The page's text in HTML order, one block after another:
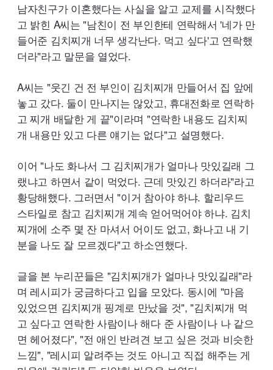
남자친구가 이혼했다는 사실을 알고 교제를 시작했다
고 밝힌 A씨는 "남친이 전 부인한테 연락해서 '네가 만
들어준 김치찌개 너무 생각난다. 먹고 싶다'고 연락했
더라"라고 말문을 열었다.
A씨는 "웃긴 건 전 부인이 김치찌개 만들어서 집 앞에
놓고 갔다. 둘이 만나지는 않았고, 휴대전화로 연락하
고 찌개 배달한 게 끝"이라며 "연락한 내용도 김치찌
개 내용만 있고 다른 얘기는 없다"고 설명했다.
이어 "나도 화나서 그 김치찌개가 얼마나 맛있길래 그
랬냐고 하면서 같이 먹었다. 근데 맛있긴 하더라"라고
황당해했다. 그러면서 "이거 참아야 하냐. 할리우드
스타일로 참고 김치찌개 계속 얻어먹어야 하냐. 김치
찌개에 소주 몇 잔 마셔서 어이도 없고, 화나고 내 기
분을 나도 잘 모르겠다"고 하소연했다.
글을 본 누리꾼들은 "김치찌개가 얼마나 맛있길래"라
며 레시피가 궁금하다고 입을 모았다. 동시에 "마음
있었으면 김치찌개 핑계로 만났을 것", "김치찌개 먹
고 싶다고 연락한 사람이나 해다 준 사람이나 나 같으
면 헤어졌다", "전 애인 반려견 보고 싶은 것과 비슷한
느낌", "레시피 알려주는 것도 아니고 직접 해주는 게